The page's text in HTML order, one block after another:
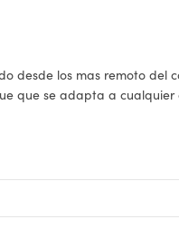
desde los mas remoto del
que se adapta a cualquier